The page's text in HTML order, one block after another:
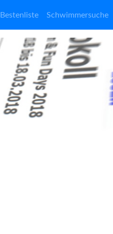
Bestenliste Schwimmersuche